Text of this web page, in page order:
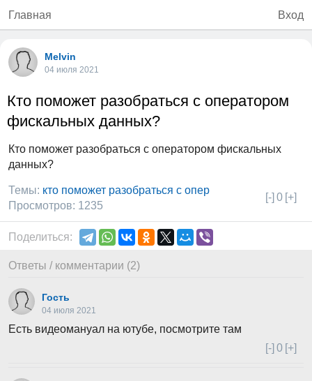
Главная Вход
Melvin
04 июля 2021
Кто поможет разобраться с оператором
фискальных данных?
Кто поможет разобраться с оператором фискальных
данных?
[-] 0 [+]
Темы: кто поможет разобраться с опер
Просмотров: 1235
Поделиться:
Ответы / комментарии (2)
Гость
04 июля 2021
Есть видеомануал на ютубе, посмотрите там
[-] 0 [+]